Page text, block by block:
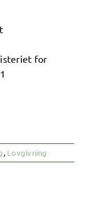
for
, Lovgivning